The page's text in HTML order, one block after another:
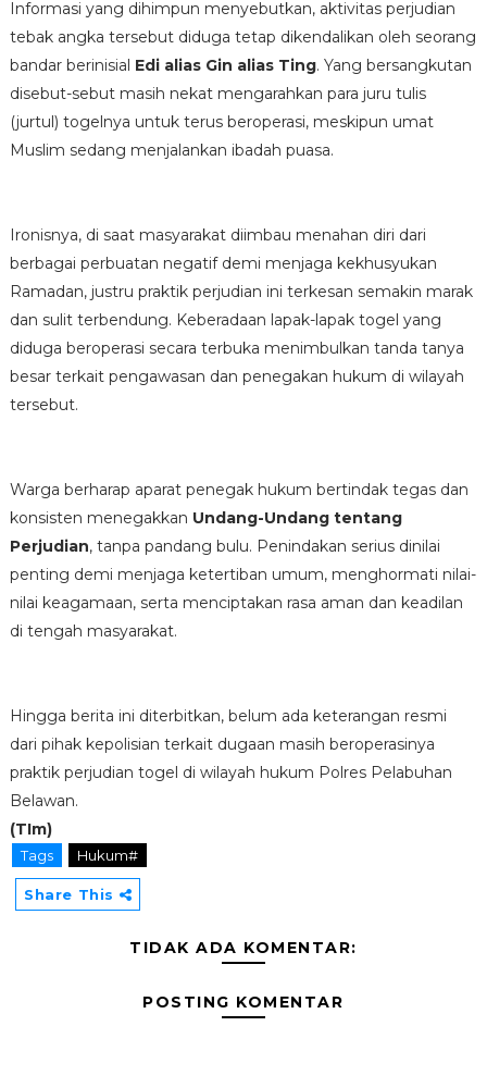
Informasi yang dihimpun menyebutkan, aktivitas perjudian
tebak angka tersebut diduga tetap dikendalikan oleh seorang
bandar berinisial Edi alias Gin alias Ting. Yang bersangkutan
disebut-sebut masih nekat mengarahkan para juru tulis
(jurtul) togelnya untuk terus beroperasi, meskipun umat
Muslim sedang menjalankan ibadah puasa.
Ironisnya, di saat masyarakat diimbau menahan diri dari
berbagai perbuatan negatif demi menjaga kekhusyukan
Ramadan, justru praktik perjudian ini terkesan semakin marak
dan sulit terbendung. Keberadaan lapak-lapak togel yang
diduga beroperasi secara terbuka menimbulkan tanda tanya
besar terkait pengawasan dan penegakan hukum di wilayah
tersebut.
Warga berharap aparat penegak hukum bertindak tegas dan
konsisten menegakkan Undang-Undang tentang
Perjudian, tanpa pandang bulu. Penindakan serius dinilai
penting demi menjaga ketertiban umum, menghormati nilai-
nilai keagamaan, serta menciptakan rasa aman dan keadilan
di tengah masyarakat.
Hingga berita ini diterbitkan, belum ada keterangan resmi
dari pihak kepolisian terkait dugaan masih beroperasinya
praktik perjudian togel di wilayah hukum Polres Pelabuhan
Belawan.
(TIm)
Tags Hukum#
Share This
TIDAK ADA KOMENTAR:
POSTING KOMENTAR